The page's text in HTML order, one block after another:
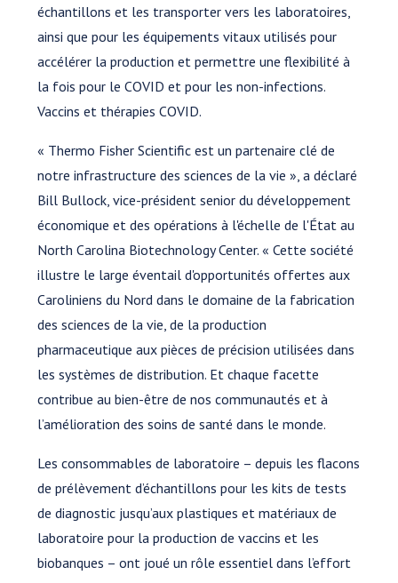
échantillons et les transporter vers les laboratoires,
ainsi que pour les équipements vitaux utilisés pour
accélérer la production et permettre une flexibilité à
la fois pour le COVID et pour les non-infections.
Vaccins et thérapies COVID.
« Thermo Fisher Scientific est un partenaire clé de
notre infrastructure des sciences de la vie », a déclaré
Bill Bullock, vice-président senior du développement
économique et des opérations à l'échelle de l'État au
North Carolina Biotechnology Center. « Cette société
illustre le large éventail d'opportunités offertes aux
Caroliniens du Nord dans le domaine de la fabrication
des sciences de la vie, de la production
pharmaceutique aux pièces de précision utilisées dans
les systèmes de distribution. Et chaque facette
contribue au bien-être de nos communautés et à
l’amélioration des soins de santé dans le monde.
Les consommables de laboratoire – depuis les flacons
de prélèvement d’échantillons pour les kits de tests
de diagnostic jusqu’aux plastiques et matériaux de
laboratoire pour la production de vaccins et les
biobanques – ont joué un rôle essentiel dans l’effort